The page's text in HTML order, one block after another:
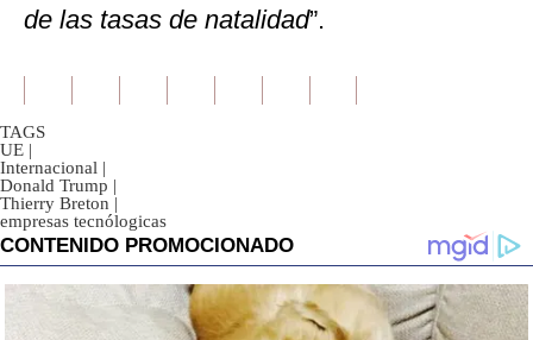
de las tasas de natalidad”.
TAGS
UE |
Internacional |
Donald Trump |
Thierry Breton |
empresas tecnólogicas